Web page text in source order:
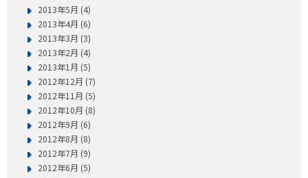
2013年5月 (4)
2013年4月 (6)
2013年3月 (3)
2013年2月 (4)
2013年1月 (5)
2012年12月 (7)
2012年11月 (5)
2012年10月 (8)
2012年9月 (6)
2012年8月 (8)
2012年7月 (9)
2012年6月 (5)